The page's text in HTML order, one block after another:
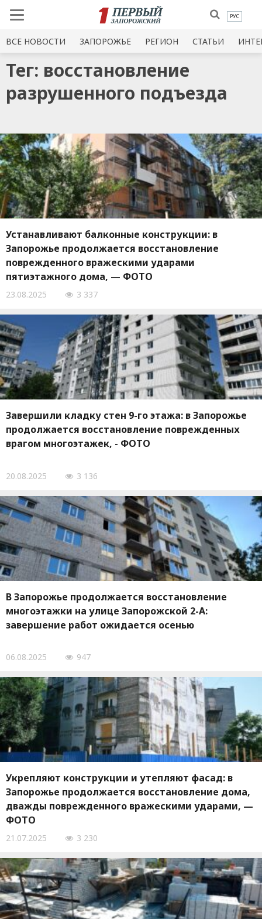
РУС
ВСЕ НОВОСТИ ЗАПОРОЖЬЕ РЕГИОН СТАТЬИ
Тег: восстановление
разрушенного подъезда
Устанавливают балконные конструкции: в
Запорожье продолжается восстановление
поврежденного вражескими ударами
пятиэтажного дома, — ФОТО
23.08.2025 3 337
Завершили кладку стен 9-го этажа: в Запорожье
продолжается восстановление поврежденных
врагом многоэтажек, - ФОТО
20.08.2025 3 136
В Запорожье продолжается восстановление
многоэтажки на улице Запорожской 2-А:
завершение работ ожидается осенью
06.08.2025 947
Укрепляют конструкции и утепляют фасад: в
Запорожье продолжается восстановление дома,
дважды поврежденного вражескими ударами, —
ФОТО
21.07.2025 3 230